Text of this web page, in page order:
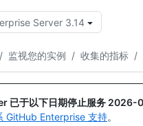
Server 3.14
/ 监视您的实例 / 收集的指标 /
已于以下日期停止服务 2026-
GitHub Enterprise 支持。